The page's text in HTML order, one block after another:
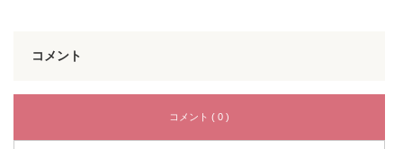
コメント
コメント ( 0 )